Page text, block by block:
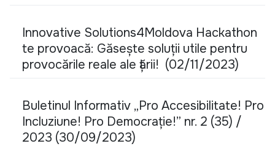
Innovative Solutions4Moldova Hackathon
te provoacă: Găsește soluții utile pentru
provocările reale ale țării! (02/11/2023)
Buletinul Informativ „Pro Accesibilitate! Pro
Incluziune! Pro Democrație!” nr. 2 (35) /
2023 (30/09/2023)